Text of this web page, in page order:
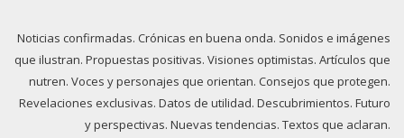
Noticias confirmadas. Crónicas en buena onda. Sonidos e imágenes
que ilustran. Propuestas positivas. Visiones optimistas. Artículos que
nutren. Voces y personajes que orientan. Consejos que protegen.
Revelaciones exclusivas. Datos de utilidad. Descubrimientos. Futuro
y perspectivas. Nuevas tendencias. Textos que aclaran.